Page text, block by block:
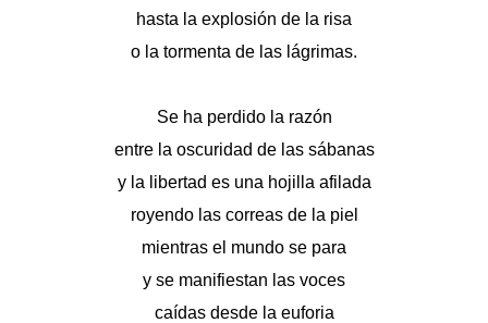
hasta la explosión de la risa
o la tormenta de las lágrimas.
Se ha perdido la razón
entre la oscuridad de las sábanas
y la libertad es una hojilla afilada
royendo las correas de la piel
mientras el mundo se para
y se manifiestan las voces
caídas desde la euforia